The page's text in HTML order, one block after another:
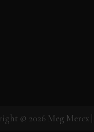
© 2026 Meg Mercx